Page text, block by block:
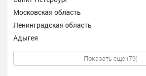
Московская область
Ленинградская область
Адыгея
Показать ещё (79)